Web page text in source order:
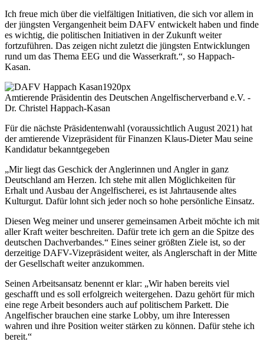
Ich freue mich über die vielfältigen Initiativen, die sich vor allem in
der jüngsten Vergangenheit beim DAFV entwickelt haben und finde
es wichtig, die politischen Initiativen in der Zukunft weiter
fortzuführen. Das zeigen nicht zuletzt die jüngsten Entwicklungen
rund um das Thema EEG und die Wasserkraft.“, so Happach-
Kasan.
Amtierende Präsidentin des Deutschen Angelfischerverband e.V. -
Dr. Christel Happach-Kasan
Für die nächste Präsidentenwahl (voraussichtlich August 2021) hat
der amtierende Vizepräsident für Finanzen Klaus-Dieter Mau seine
Kandidatur bekanntgegeben
„Mir liegt das Geschick der Anglerinnen und Angler in ganz
Deutschland am Herzen. Ich stehe mit allen Möglichkeiten für
Erhalt und Ausbau der Angelfischerei, es ist Jahrtausende altes
Kulturgut. Dafür lohnt sich jeder noch so hohe persönliche Einsatz.
Diesen Weg meiner und unserer gemeinsamen Arbeit möchte ich mit
aller Kraft weiter beschreiten. Dafür trete ich gern an die Spitze des
deutschen Dachverbandes.“ Eines seiner größten Ziele ist, so der
derzeitige DAFV-Vizepräsident weiter, als Anglerschaft in der Mitte
der Gesellschaft weiter anzukommen.
Seinen Arbeitsansatz benennt er klar: „Wir haben bereits viel
geschafft und es soll erfolgreich weitergehen. Dazu gehört für mich
eine rege Arbeit besonders auch auf politischem Parkett. Die
Angelfischer brauchen eine starke Lobby, um ihre Interessen
wahren und ihre Position weiter stärken zu können. Dafür stehe ich
bereit.“